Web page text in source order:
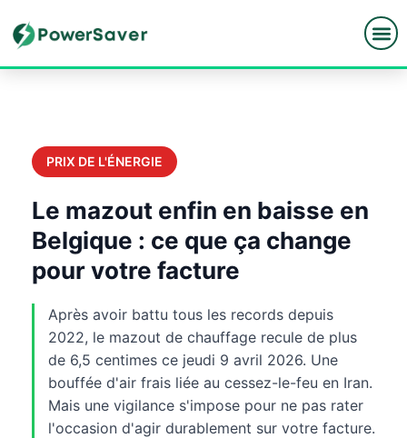
content
PRIX DE L'ÉNERGIE
Le mazout enfin en baisse en
Belgique : ce que ça change
pour votre facture
Après avoir battu tous les records depuis
2022, le mazout de chauffage recule de plus
de 6,5 centimes ce jeudi 9 avril 2026. Une
bouffée d'air frais liée au cessez-le-feu en Iran.
Mais une vigilance s'impose pour ne pas rater
l'occasion d'agir durablement sur votre facture.